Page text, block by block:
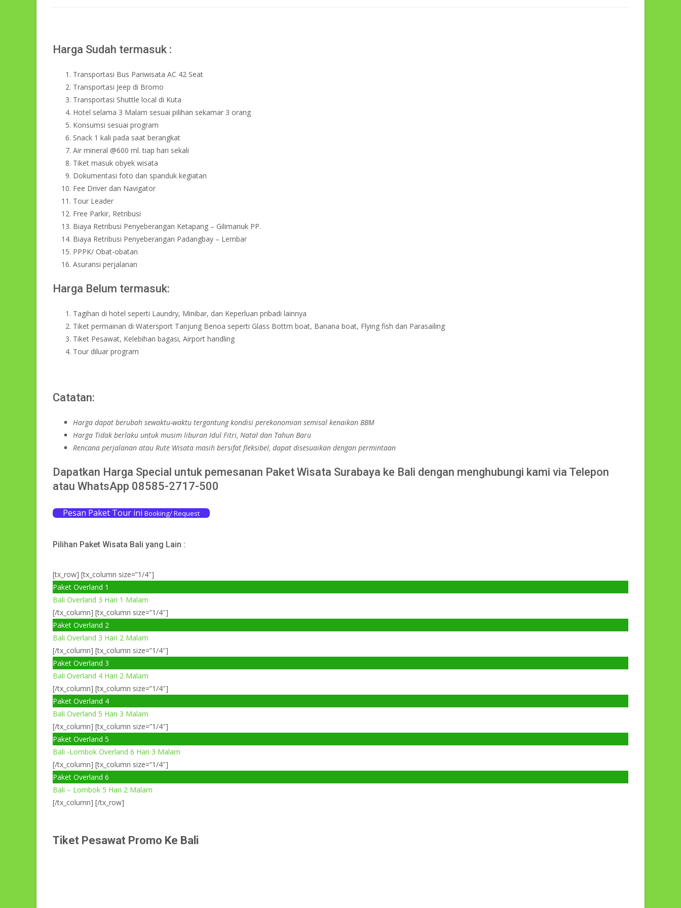
Harga Sudah termasuk :
Transportasi Bus Pariwisata AC 42 Seat
Transportasi Jeep di Bromo
Transportasi Shuttle local di Kuta
Hotel selama 3 Malam sesuai pilihan sekamar 3 orang
Konsumsi sesuai program
Snack 1 kali pada saat berangkat
Air mineral @600 ml. tiap hari sekali
Tiket masuk obyek wisata
Dokumentasi foto dan spanduk kegiatan
Fee Driver dan Navigator
Tour Leader
Free Parkir, Retribusi
Biaya Retribusi Penyeberangan Ketapang – Gilimanuk PP.
Biaya Retribusi Penyeberangan Padangbay – Lembar
PPPK/ Obat-obatan
Asuransi perjalanan
Harga Belum termasuk:
Tagihan di hotel seperti Laundry, Minibar, dan Keperluan pribadi lainnya
Tiket permainan di Watersport Tanjung Benoa seperti Glass Bottm boat, Banana boat, Flying fish dan Parasailing
Tiket Pesawat, Kelebihan bagasi, Airport handling
Tour diluar program
Catatan:
Harga dapat berubah sewaktu-waktu tergantung kondisi perekonomian semisal kenaikan BBM
Harga Tidak berlaku untuk musim liburan Idul Fitri, Natal dan Tahun Baru
Rencana perjalanan atau Rute Wisata masih bersifat fleksibel, dapat disesuaikan dengan permintaan
Dapatkan Harga Special untuk pemesanan Paket Wisata Surabaya ke Bali dengan menghubungi kami via Telepon
atau WhatsApp 08585-2717-500
Pesan Paket Tour ini Booking/ Request
Pilihan Paket Wisata Bali yang Lain :
[tx_row] [tx_column size=”1/4″]
Paket Overland 1
Bali Overland 3 Hari 1 Malam
[/tx_column] [tx_column size=”1/4″]
Paket Overland 2
Bali Overland 3 Hari 2 Malam
[/tx_column] [tx_column size=”1/4″]
Paket Overland 3
Bali Overland 4 Hari 2 Malam
[/tx_column] [tx_column size=”1/4″]
Paket Overland 4
Bali Overland 5 Hari 3 Malam
[/tx_column] [tx_column size=”1/4″]
Paket Overland 5
Bali -Lombok Overland 6 Hari 3 Malam
[/tx_column] [tx_column size=”1/4″]
Paket Overland 6
Bali – Lombok 5 Hari 2 Malam
[/tx_column] [/tx_row]
Tiket Pesawat Promo Ke Bali